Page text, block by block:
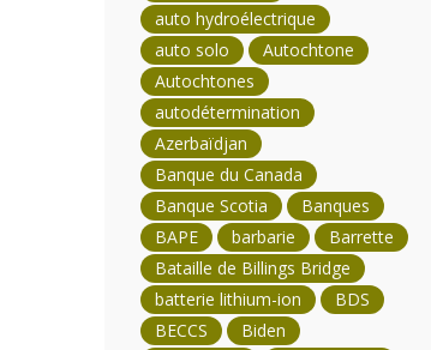
auto hydroélectrique
auto solo
Autochtone
Autochtones
autodétermination
Azerbaïdjan
Banque du Canada
Banque Scotia
Banques
BAPE
barbarie
Barrette
Bataille de Billings Bridge
batterie lithium-ion
BDS
BECCS
Biden